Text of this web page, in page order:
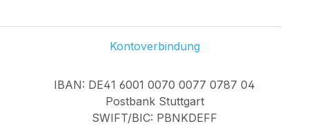
Kontoverbindung
IBAN: DE41 6001 0070 0077 0787 04
Postbank Stuttgart
SWIFT/BIC: PBNKDEFF